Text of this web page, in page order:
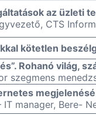
az üzleti
CTS
kötetlen
Rohanó világ,
szegmens
IT manager, Bere-